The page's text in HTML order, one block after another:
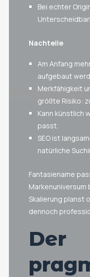
Bei echter
Nachteile
Am Anfang
aufgebaut
Merkfähigkeit
größte Risiko:
Kann künstlich
passt.
SEO ist
natürliche
Fantasiename
Markenuniversum
Skalierung planst
dennoch
Der